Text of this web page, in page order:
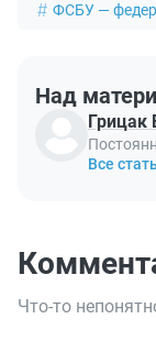
ФСБУ —
Над
Грицак
Все
Что-то